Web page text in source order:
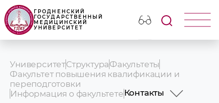
ГРОДНЕНСКИЙ
ГОСУДАРСТВЕННЫЙ
МЕДИЦИНСКИЙ
УНИВЕРСИТЕТ
УниверситетСтруктураФакультеты
Факультет повышения квалификации и
переподготовки
Информация о факультетеКонтакты